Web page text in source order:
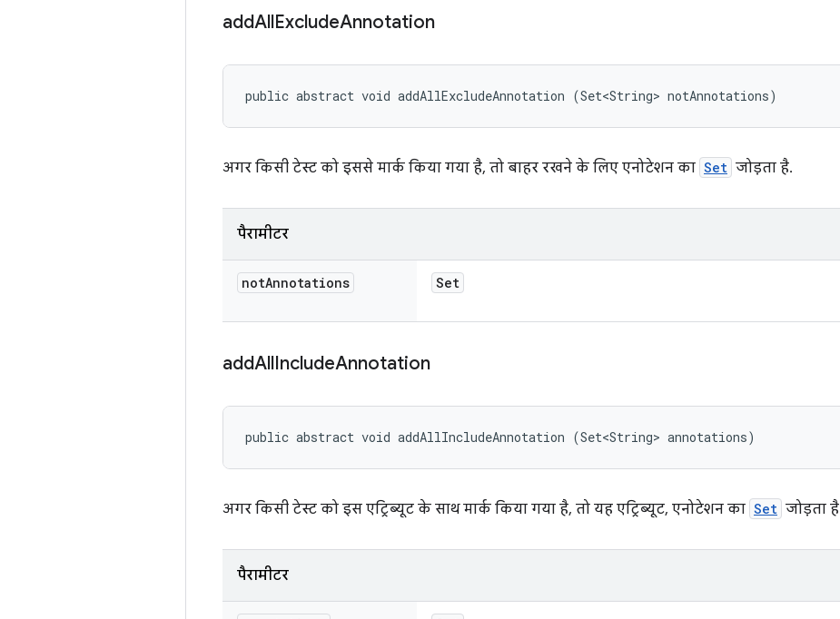
addAllExcludeAnnotation
public abstract void addAllExcludeAnnotation (Set<String> notAnnotations)
अगर किसी टेस्ट को इससे मार्क किया गया है, तो बाहर रखने के लिए एनोटेशन का Set जोड़ता है.
पैरामीटर
notAnnotations Set
addAllIncludeAnnotation
public abstract void addAllIncludeAnnotation (Set<String> annotations)
अगर किसी टेस्ट को इस एट्रिब्यूट के साथ मार्क किया गया है, तो यह एट्रिब्यूट, एनोटेशन का Set जोड़ता है.
पैरामीटर